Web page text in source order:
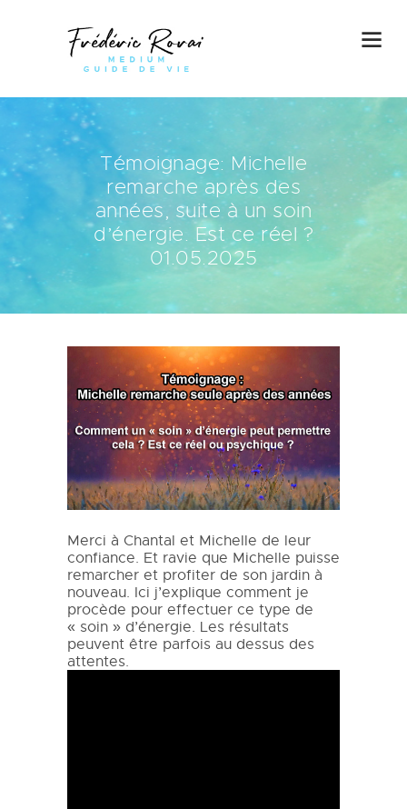
Témoignage: Michelle
remarche après des
années, suite à un soin
d’énergie. Est ce réel ?
01.05.2025
Merci à Chantal et Michelle de leur
confiance. Et ravie que Michelle puisse
remarcher et profiter de son jardin à
nouveau. Ici j’explique comment je
procède pour effectuer ce type de
« soin » d’énergie. Les résultats
peuvent être parfois au dessus des
attentes.